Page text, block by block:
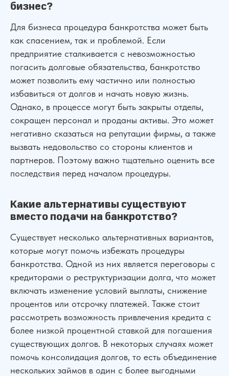
Написать в WhatsApp
Адрес нашего офиса
О нас Отзывы
бизнес?
Для бизнеса процедура банкротства может быть
как спасением, так и проблемой. Если
предприятие сталкивается с невозможностью
погасить долговые обязательства, банкротство
может позволить ему частично или полностью
избавиться от долгов и начать новую жизнь.
Однако, в процессе могут быть закрыты отделы,
сокращен персонал и проданы активы. Это может
негативно сказаться на репутации фирмы, а также
вызвать недовольство со стороны клиентов и
партнеров. Поэтому важно тщательно оценить все
последствия перед началом процедуры.
Какие альтернативы существуют
вместо подачи на банкротство?
Существует несколько альтернативных вариантов,
которые могут помочь избежать процедуры
банкротства. Одной из них является переговоры с
кредиторами о реструктуризации долга, что может
включать изменение условий выплаты, снижение
процентов или отсрочку платежей. Также стоит
рассмотреть возможность привлечения кредита с
более низкой процентной ставкой для погашения
существующих долгов. В некоторых случаях может
помочь консолидация долгов, то есть объединение
нескольких займов в один с более выгодными
УПРАВА ТМ групп © Все права защищены. Зарегистрирован товарный
Согласие на обработку персональных данных
ООО «УПРАВА» | ИНН 6155077060 | ОГРН 1176196020197